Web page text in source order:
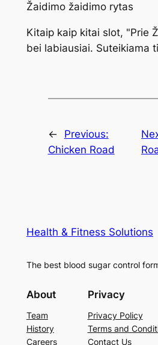
Žaidimo žaidimo rytas
Kitaip kaip kitai slot, "Prie
bei labiausiai. Suteikiama
←
Previous:
Chicken Road
Health & Fitness Solutions
The best blood sugar control
About
Team
History
Careers
Privacy
Privacy Policy
Terms and
Contact Us